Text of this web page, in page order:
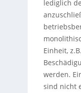
lediglich
Einheit,
werden.
sind nicht